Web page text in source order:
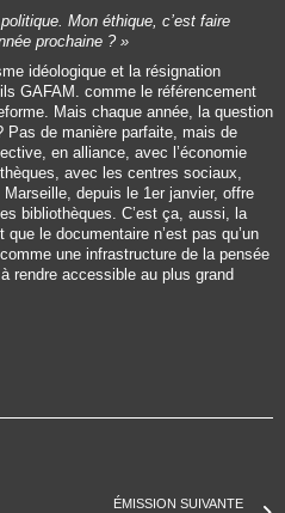
Mon éthique, c’est faire
prochaine ? »
idéologique et la résignation
GAFAM. comme le référencement
Mais chaque année, la question
Pas de manière parfaite, mais de
en alliance, avec l’économie
avec les centres sociaux,
depuis le 1er janvier, offre
bibliothèques. C’est ça, aussi, la
le documentaire n’est pas qu’un
une infrastructure de la pensée
rendre accessible au plus grand
ÉMISSION SUIVANTE